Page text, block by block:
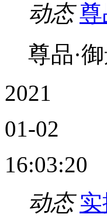
动态 尊
尊品·
2021
01-02
16:03:20
动态